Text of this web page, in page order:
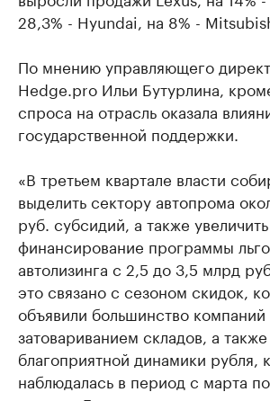
28,3% - Hyundai, на 8% -
По мнению управляющего
Hedge.pro Ильи Бутурлина,
спроса на отрасль оказала
государственной поддержки.
«В третьем квартале власти
выделить сектору автопрома
руб. субсидий, а также увеличить
финансирование программы
автолизинга с 2,5 до 3,5 млрд
это связано с сезоном скидок,
объявили большинство компаний
затовариванием складов, а
благоприятной динамики рубля,
наблюдалась в период с марта